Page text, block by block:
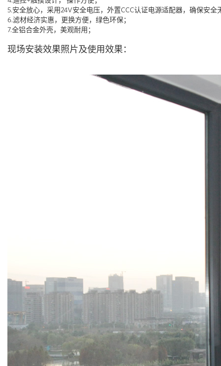
5.安全放心，采用24V安全电压，外置CCC认证电源适配器，确保安全
6.滤材经济实惠，更换方便，绿色环保；
7.全铝合金外壳，美观耐用；
现场安装效果照片及使用效果：